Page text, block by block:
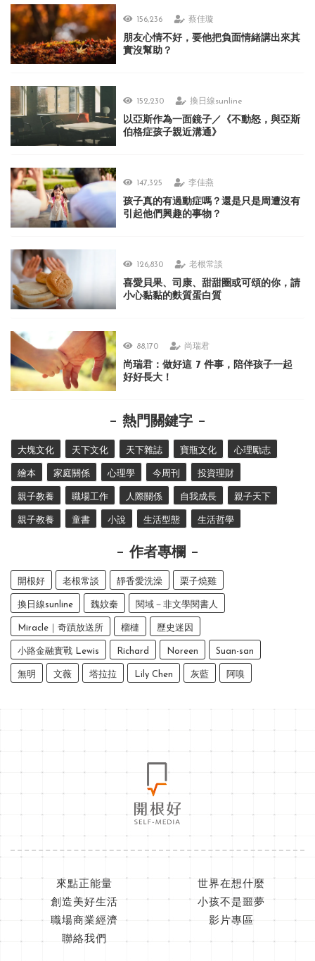
156,236 蔡佳璇
朋友心情不好，要他把負面情緒講出來其
實沒幫助？
152,230 換日線sunline
以亞斯作為一面鏡子／《不動怒，與亞斯
伯格症孩子親近溝通》
147,325 李佳燕
孩子真的有過動症嗎？還是只是周遭沒有
引起他們興趣的事物？
126,830 老根常談
喜愛貝果、司康、甜甜圈或可頌的你，請
小心黏黏的麩質蛋白質
88,170 尚瑞君
尚瑞君：做好這 7 件事，陪伴孩子一起
好好長大！
熱門關鍵字
大塊文化 天下文化 天下雜誌 寶瓶文化 心理勵志
繪本 家庭關係 心理學 今周刊 投資理財
親子教養 職場工作 人際關係 自我成長 親子天下
親子教養 童書 小說 生活型態 生活哲學
作者專欄
開根好 老根常談 靜香愛洗澡 栗子燒雞
換日線sunline 魏妏秦 閱域－非文學閱書人
Miracle｜奇蹟放送所 榴槤 歷史迷因
小路金融實戰 Lewis Richard Noreen Suan-san
無明 文薇 塔拉拉 Lily Chen 灰藍 阿嗅
來點正能量
世界在想什麼
創造美好生活
小孩不是噩夢
職場商業經濟
影片專區
聯絡我們